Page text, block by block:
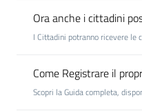
Ora anche i cittadini
I Cittadini potranno ricevere le
Come Registrare il
Scopri la Guida completa,